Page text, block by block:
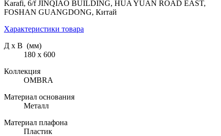
Karafi, 6/f JINQIAO BUILDING, HUA YUAN ROAD EAST,
FOSHAN GUANGDONG, Китай
Характеристики товара
Д х В (мм)
180 х 600
Коллекция
OMBRA
Материал основания
Металл
Материал плафона
Пластик